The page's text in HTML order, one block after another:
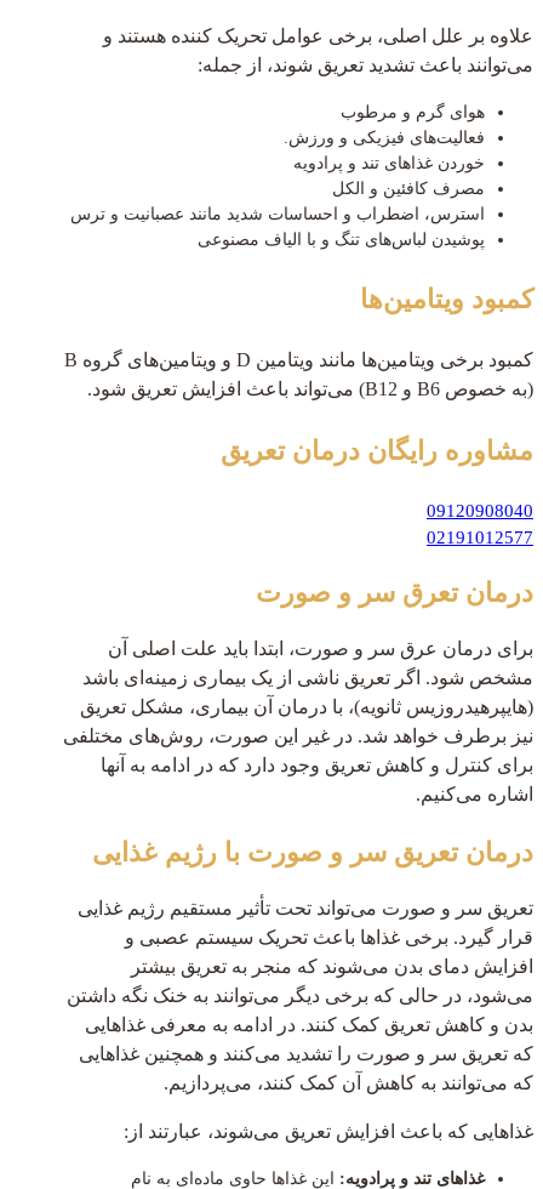
علاوه بر علل اصلی، برخی عوامل تحریک کننده هستند و
می‌توانند باعث تشدید تعریق شوند، از جمله:
هوای گرم و مرطوب
فعالیت‌های فیزیکی و ورزش.
خوردن غذاهای تند و پرادویه
مصرف کافئین و الکل
استرس، اضطراب و احساسات شدید مانند عصبانیت و ترس
پوشیدن لباس‌های تنگ و با الیاف مصنوعی
کمبود ویتامین‌ها
کمبود برخی ویتامین‌ها مانند ویتامین D و ویتامین‌های گروه B
(به خصوص B6 و B12) می‌تواند باعث افزایش تعریق شود.
مشاوره رایگان درمان تعریق
09120908040
02191012577
درمان تعرق سر و صورت
برای درمان عرق سر و صورت، ابتدا باید علت اصلی آن
مشخص شود. اگر تعریق ناشی از یک بیماری زمینه‌ای باشد
(هایپرهیدروزیس ثانویه)، با درمان آن بیماری، مشکل تعریق
نیز برطرف خواهد شد. در غیر این صورت، روش‌های مختلفی
برای کنترل و کاهش تعریق وجود دارد که در ادامه به آنها
اشاره می‌کنیم.
درمان تعریق سر و صورت با رژیم غذایی
تعریق سر و صورت می‌تواند تحت تأثیر مستقیم رژیم غذایی
قرار گیرد. برخی غذاها باعث تحریک سیستم عصبی و
افزایش دمای بدن می‌شوند که منجر به تعریق بیشتر
می‌شود، در حالی که برخی دیگر می‌توانند به خنک نگه داشتن
بدن و کاهش تعریق کمک کنند. در ادامه به معرفی غذاهایی
که تعریق سر و صورت را تشدید می‌کنند و همچنین غذاهایی
که می‌توانند به کاهش آن کمک کنند، می‌پردازیم.
غذاهایی که باعث افزایش تعریق می‌شوند، عبارتند از:
غذاهای تند و پرادویه: این غذاها حاوی ماده‌ای به نام